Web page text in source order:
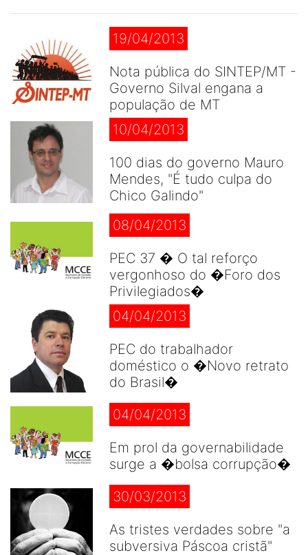
19/04/2013
Nota pública do SINTEP/MT -
Governo Silval engana a
população de MT
10/04/2013
100 dias do governo Mauro
Mendes, "É tudo culpa do
Chico Galindo"
08/04/2013
PEC 37 � O tal reforço
vergonhoso do �Foro dos
Privilegiados�
04/04/2013
PEC do trabalhador
doméstico o �Novo retrato
do Brasil�
04/04/2013
Em prol da governabilidade
surge a �bolsa corrupção�
30/03/2013
As tristes verdades sobre "a
subversiva Páscoa cristã"